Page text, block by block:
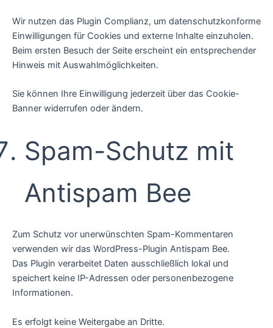
Wir nutzen das Plugin Complianz, um datenschutzkonforme
Einwilligungen für Cookies und externe Inhalte einzuholen.
Beim ersten Besuch der Seite erscheint ein entsprechender
Hinweis mit Auswahlmöglichkeiten.
Sie können Ihre Einwilligung jederzeit über das Cookie-
Banner widerrufen oder ändern.
Spam-Schutz mit
Antispam Bee
Zum Schutz vor unerwünschten Spam-Kommentaren
verwenden wir das WordPress-Plugin Antispam Bee.
Das Plugin verarbeitet Daten ausschließlich lokal und
speichert keine IP-Adressen oder personenbezogene
Informationen.
Es erfolgt keine Weitergabe an Dritte.